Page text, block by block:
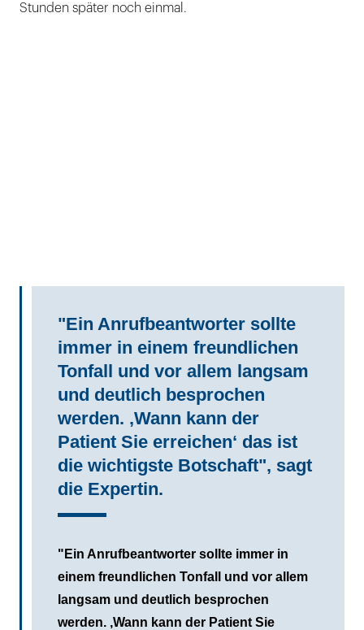
Stunden später noch einmal.
"Ein Anrufbeantworter sollte
immer in einem freundlichen
Tonfall und vor allem langsam
und deutlich besprochen
werden. ‚Wann kann der
Patient Sie erreichen‘ das ist
die wichtigste Botschaft", sagt
die Expertin.
"Ein Anrufbeantworter sollte immer in
einem freundlichen Tonfall und vor allem
langsam und deutlich besprochen
werden. ‚Wann kann der Patient Sie